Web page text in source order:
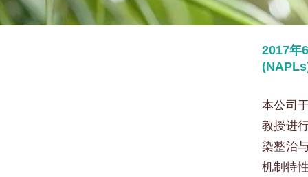
6月专题演讲-许少瑜教授主讲
2017年
本公司
教授进
染整治
机制特